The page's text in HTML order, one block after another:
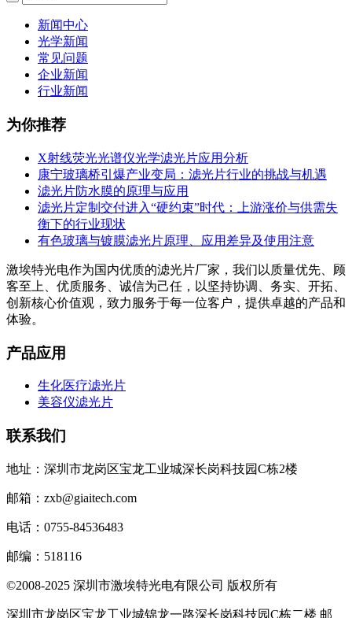
新闻中心
光学新闻
常见问题
企业新闻
行业新闻
为你推荐
X射线荧光光谱仪光学滤光片应用分析
康宁玻璃桥引爆产业变局：滤光片行业的挑战与机遇
滤光片防水膜的原理与应用
滤光片定制交付进入“硬约束”时代：上游涨价与供需失
衡下的行业现状
有色玻璃与镀膜滤光片原理、应用差异及使用注意
激埃特光电作为国内优质的滤光片厂家，我们以质量优先、顾
客至上、优质服务、诚信为己任，以坚持协调、务实、开拓、
创新核心价值观，致力服务于每一位客户，提供卓越的产品和
体验。
产品应用
生化医疗滤光片
美容仪滤光片
联系我们
地址：深圳市龙岗区宝龙工业城深长岗科技园C栋2楼
邮箱：zxb@giaitech.com
电话：0755-84536483
邮编：518116
©2008-2025 深圳市激埃特光电有限公司 版权所有
深圳市龙岗区宝龙工业城锦龙一路深长岗科技园C栋二楼 邮